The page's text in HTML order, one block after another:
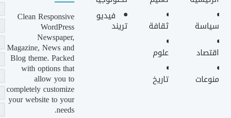
سياسة
اقتصاد
منوعات
ثقافة
علوم
تاريخ
فيديو
تريند
Clean Responsive
WordPress
Newspaper,
Magazine, News and
Blog theme. Packed
with options that
allow you to
completely customize
your website to your
needs.